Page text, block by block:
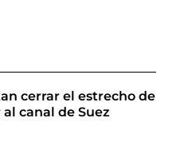
cerrar el estrecho de
canal de Suez